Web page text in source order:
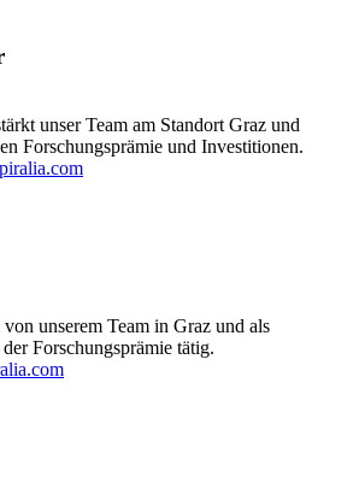
unser Team am Standort Graz und
Forschungsprämie und Investitionen.
unserem Team in Graz und als
Forschungsprämie tätig.